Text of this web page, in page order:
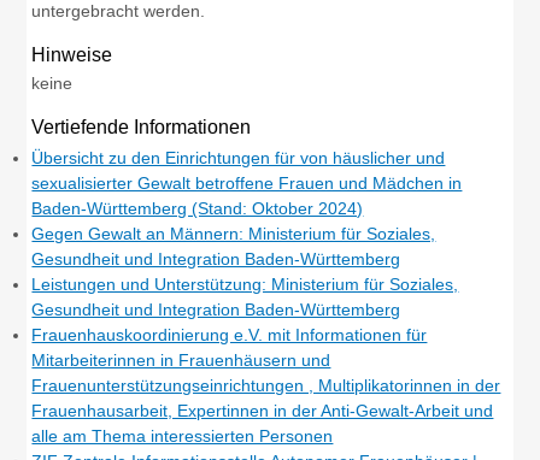
untergebracht werden.
Hinweise
keine
Vertiefende Informationen
Übersicht zu den Einrichtungen für von häuslicher und
sexualisierter Gewalt betroffene Frauen und Mädchen in
Baden-Württemberg (Stand: Oktober 2024)
Gegen Gewalt an Männern: Ministerium für Soziales,
Gesundheit und Integration Baden-Württemberg
Leistungen und Unterstützung: Ministerium für Soziales,
Gesundheit und Integration Baden-Württemberg
Frauenhauskoordinierung e.V. mit Informationen für
Mitarbeiterinnen in Frauenhäusern und
Frauenunterstützungseinrichtungen , Multiplikatorinnen in der
Frauenhausarbeit, Expertinnen in der Anti-Gewalt-Arbeit und
alle am Thema interessierten Personen